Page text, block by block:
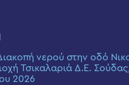
νερού στην οδό
Τσικαλαριά Δ.Ε.
2026